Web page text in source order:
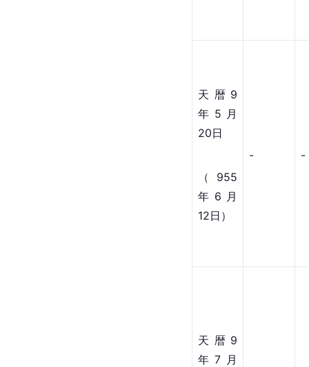
天暦9
年5月
20日
（955
年6月
12日）
- -
天暦9
年7月